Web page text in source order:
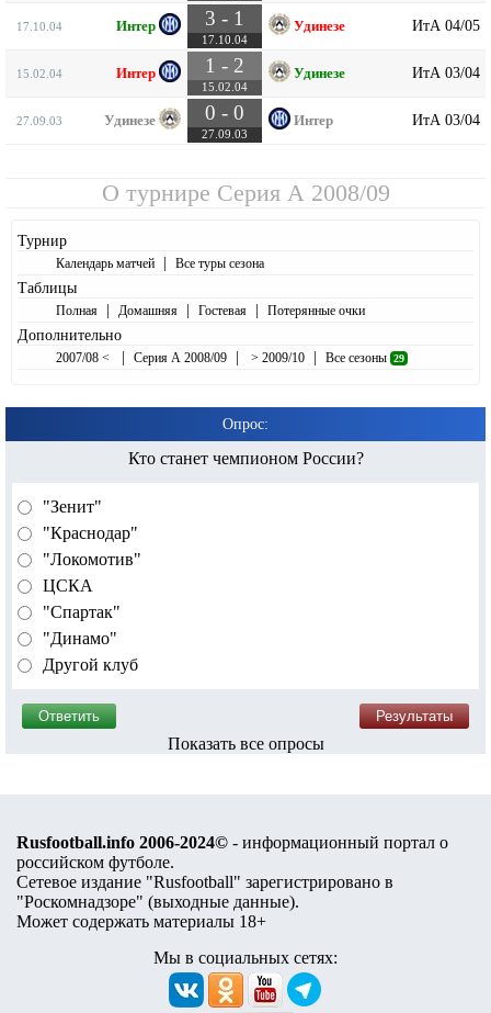
17.10.04 Интер 3 - 1
17.10.04
Удинезе ИтА 04/05
15.02.04 Интер 1 - 2
15.02.04
Удинезе ИтА 03/04
27.09.03 Удинезе 0 - 0
27.09.03
Интер ИтА 03/04
О турнире Серия А 2008/09
Турнир
Календарь матчей | Все туры сезона
Таблицы
Полная | Домашняя | Гостевая | Потерянные очки
Дополнительно
2007/08 < | Серия А 2008/09 | > 2009/10 | Все сезоны 29
Опрос:
Кто станет чемпионом России?
"Зенит"
"Краснодар"
"Локомотив"
ЦСКА
"Спартак"
"Динамо"
Другой клуб
Показать все опросы
Rusfootball.info 2006-2024© - информационный портал о
российском футболе.
Сетевое издание "Rusfootball" зарегистрировано в
"Роскомнадзоре" (выходные данные).
Может содержать материалы 18+
Мы в социальных сетях: